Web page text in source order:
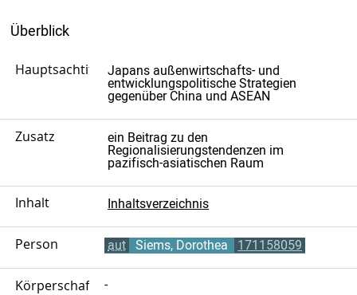
Überblick
Hauptsachtitel
Japans außenwirtschafts- und
entwicklungspolitische Strategien
gegenüber China und ASEAN
Zusatz
ein Beitrag zu den
Regionalisierungstendenzen im
pazifisch-asiatischen Raum
Inhalt Inhaltsverzeichnis
Person aut Siems, Dorothea 171158059
Körperschaft -